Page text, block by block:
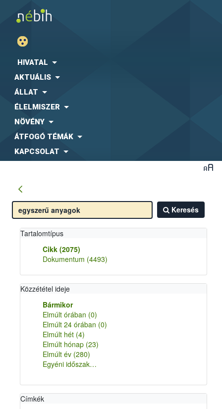
HIVATAL
AKTUÁLIS
ÁLLAT
ÉLELMISZER
NÖVÉNY
ÁTFOGÓ TÉMÁK
KAPCSOLAT
Keresés
Tartalomtípus
Cikk (2075)
Dokumentum (4493)
Közzététel ideje
Bármikor
Elmúlt órában (0)
Elmúlt 24 órában (0)
Elmúlt hét (4)
Elmúlt hónap (23)
Elmúlt év (280)
Egyéni időszak…
Címkék